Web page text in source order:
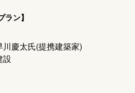
ン】
慶太氏(提携建築家)
設